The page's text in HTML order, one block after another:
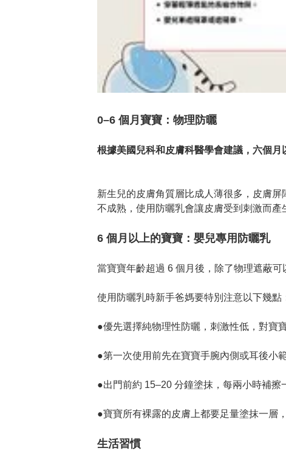
0–6 個月寶寶：物理防曬
根據美國兒科和皮膚科醫學會建議，六個
新生兒的皮膚角質層比成人薄很多，皮膚
不成熟，使用防曬乳會讓皮膚受到刺激而產
6 個月以上的寶寶：嬰兒專用防曬乳
當寶寶年齡超過 6 個月後，除了物理遮蔽可
使用防曬乳時新手爸媽要特別注意以下幾點
●優先選擇純物理性防曬，刺激性低，對寶寶
●第一次使用前先在寶寶手腕內側或耳後小
●出門前約 15–20 分鐘塗抹，每兩小時補擦
●寶寶所有裸露的皮膚上都要足量塗抹一層
生活習慣